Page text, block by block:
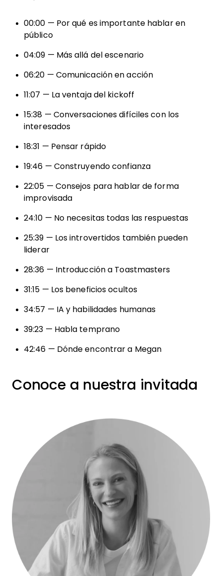
00:00 — Por qué es importante hablar en
público
04:09 — Más allá del escenario
06:20 — Comunicación en acción
11:07 — La ventaja del kickoff
15:38 — Conversaciones difíciles con los
interesados
18:31 — Pensar rápido
19:46 — Construyendo confianza
22:05 — Consejos para hablar de forma
improvisada
24:10 — No necesitas todas las respuestas
25:39 — Los introvertidos también pueden
liderar
28:36 — Introducción a Toastmasters
31:15 — Los beneficios ocultos
34:57 — IA y habilidades humanas
39:23 — Habla temprano
42:46 — Dónde encontrar a Megan
Conoce a nuestra invitada